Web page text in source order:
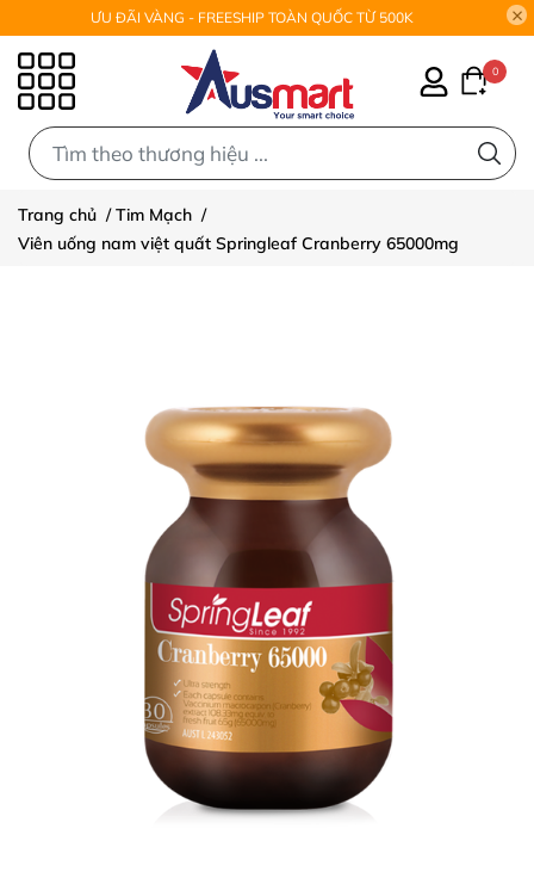
ƯU ĐÃI VÀNG - FREESHIP TOÀN QUỐC TỪ 500K
0
Trang chủ /Tim Mạch /
Viên uống nam việt quất Springleaf Cranberry 65000mg